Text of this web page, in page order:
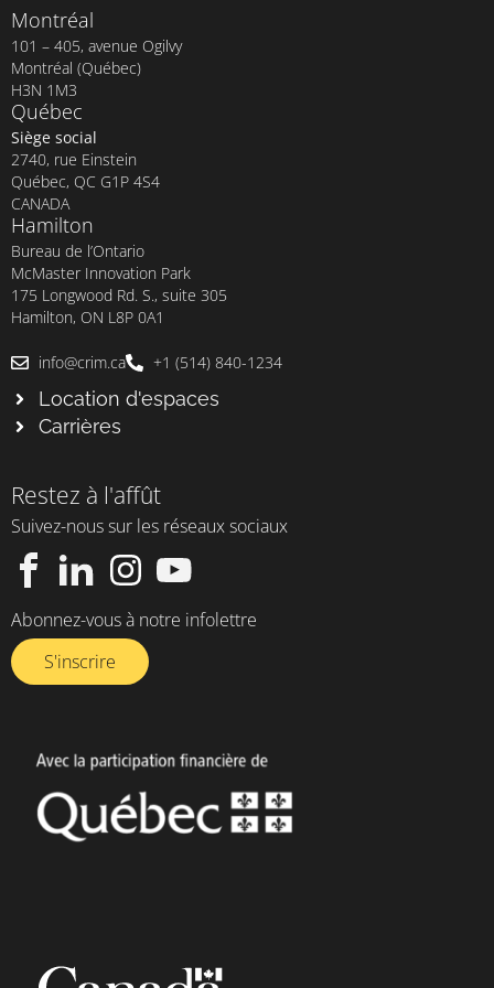
Montréal
101 – 405, avenue Ogilvy
Montréal (Québec)
H3N 1M3
Québec
Siège social
2740, rue Einstein
Québec, QC G1P 4S4
CANADA
Hamilton
Bureau de l’Ontario
McMaster Innovation Park
175 Longwood Rd. S., suite 305
Hamilton, ON L8P 0A1
info@crim.ca +1 (514) 840-1234
Location d'espaces
Carrières
Restez à l'affût
Suivez-nous sur les réseaux sociaux
Abonnez-vous à notre infolettre​
S'inscrire